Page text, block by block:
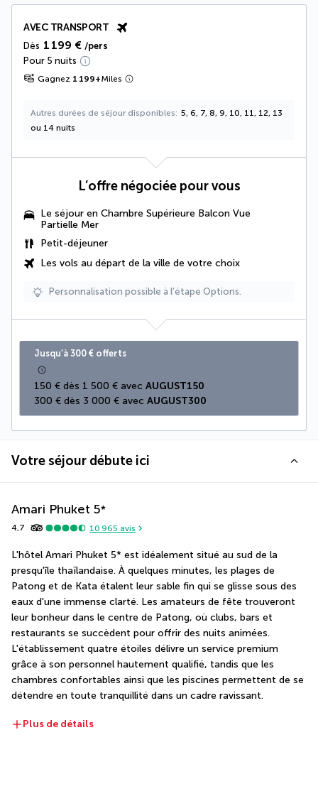
AVEC TRANSPORT
Dès 1 199 € /pers
Pour 5 nuits
Gagnez 1 199+Miles
Autres durées de séjour disponibles
5, 6, 7, 8, 9, 10, 11, 12, 13
ou 14 nuits
L’offre négociée pour vous
Le séjour en Chambre Supérieure Balcon Vue
Partielle Mer
Petit-déjeuner
Les vols au départ de la ville de votre choix
Personnalisation possible à l’étape Options.
Jusqu’à 300 € offerts
150 € dès 1 500 € avec AUGUST150
300 € dès 3 000 € avec AUGUST300
Votre séjour débute ici
Amari Phuket 5*
4,7 10 965 avis
L'hôtel Amari Phuket 5* est idéalement situé au sud de la
presqu'île thaïlandaise. À quelques minutes, les plages de
Patong et de Kata étalent leur sable fin qui se glisse sous des
eaux d'une immense clarté. Les amateurs de fête trouveront
leur bonheur dans le centre de Patong, où clubs, bars et
restaurants se succèdent pour offrir des nuits animées.
L'établissement quatre étoiles délivre un service premium
grâce à son personnel hautement qualifié, tandis que les
chambres confortables ainsi que les piscines permettent de se
détendre en toute tranquillité dans un cadre ravissant.
Plus de détails